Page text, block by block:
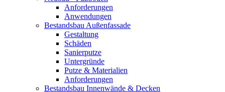
Anforderungen
Anwendungen
Bestandsbau Außenfassade
Gestaltung
Schäden
Sanierputze
Untergründe
Putze & Materialien
Anforderungen
Bestandsbau Innenwände & Decken